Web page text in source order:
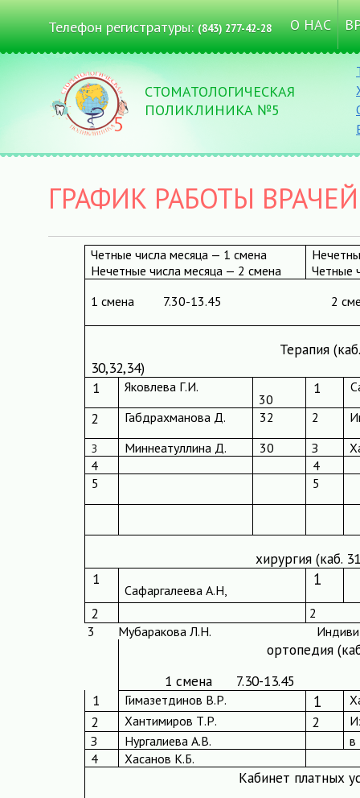
Телефон регистратуры:(843) 277-42-28 О НАС
СТОМАТОЛОГИЧЕСКАЯ
ПОЛИКЛИНИКА №5
ГРАФИК РАБОТЫ ВРАЧЕЙ
Четные числа месяца — 1 смена
Нечетные числа месяца — 2 смена
Четные
1 смена
7.30-13.45 2
Терапия (каб.
30,32,34)
1
Яковлева Г.И.
30
1
2 Габдрахманова Д. 32 2
З Миннеатуллина Д. 30 З
4
4
5
5
хирургия (каб.
1
Сафаргалеева А.Н,
1
2
2
3
Мубаракова Л.Н.
ортопедия
1 смена
7.30-13.45
1
Гимазетдинов В.Р. 1
2 Хантимиров Т.Р. 2
З
Нургалиева А.В.
в
4
Хасанов К.Б.
Кабинет платных